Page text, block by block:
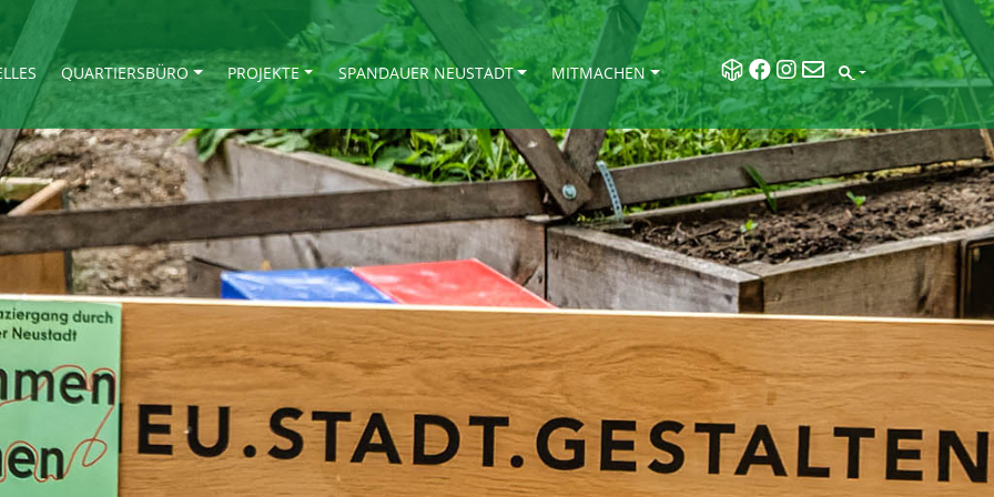
QUARTIERSBÜRO PROJEKTE SPANDAUER NEUSTADT MITMACHEN SEARCH